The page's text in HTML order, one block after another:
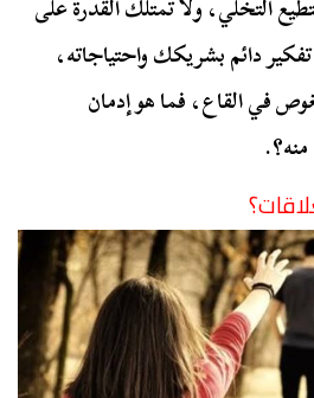
التخلي، ولا تمتلك القدرة على
دائم بشريكك واحتياجاته،
في القاع، فما هو إدمان